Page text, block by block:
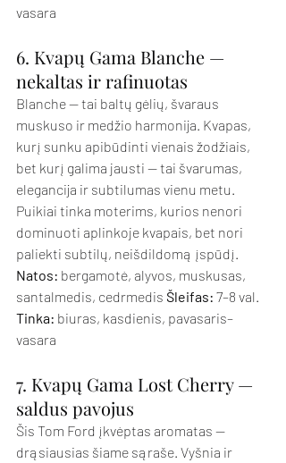
vasara
6. Kvapų Gama Blanche —
nekaltas ir rafinuotas
Blanche — tai baltų gėlių, švaraus
muskuso ir medžio harmonija. Kvapas,
kurį sunku apibūdinti vienais žodžiais,
bet kurį galima jausti — tai švarumas,
elegancija ir subtilumas vienu metu.
Puikiai tinka moterims, kurios nenori
dominuoti aplinkoje kvapais, bet nori
paliekti subtilų, neišdildomą įspūdį.
Natos: bergamotė, alyvos, muskusas,
santalmedis, cedrmedis Šleifas: 7–8 val.
Tinka: biuras, kasdienis, pavasaris–
vasara
7. Kvapų Gama Lost Cherry —
saldus pavojus
Šis Tom Ford įkvėptas aromatas —
drąsiausias šiame sąraše. Vyšnia ir